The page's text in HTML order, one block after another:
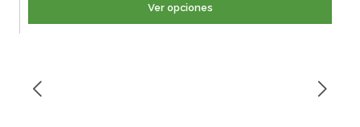
Ver opciones